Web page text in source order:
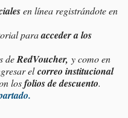
en línea registrándote en
paraacceder a los
deRedVoucher, y como en
elcorreo institucional
losfolios de descuento.